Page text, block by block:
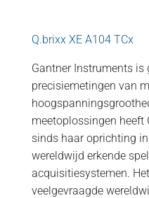
Q.brixx XE A104 TCx
Gantner Instruments is
precisiemetingen van
meetoplossingen heeft
sinds haar oprichting
wereldwijd erkende
acquisitiesystemen.
veelgevraagde